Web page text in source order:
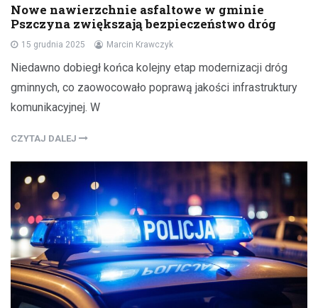
Nowe nawierzchnie asfaltowe w gminie
Pszczyna zwiększają bezpieczeństwo dróg
15 grudnia 2025 Marcin Krawczyk
Niedawno dobiegł końca kolejny etap modernizacji dróg
gminnych, co zaowocowało poprawą jakości infrastruktury
komunikacyjnej. W
CZYTAJ DALEJ